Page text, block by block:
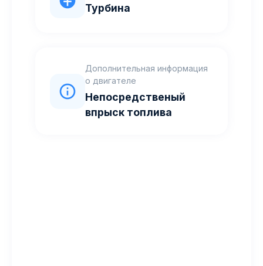
Турбина
Дополнительная информация
о двигателе
Непосредственый
впрыск топлива